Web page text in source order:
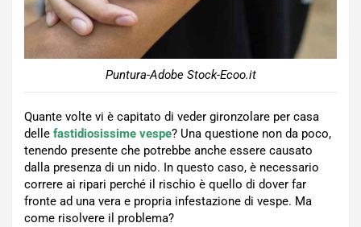
Puntura-Adobe Stock-Ecoo.it
Quante volte vi è capitato di veder gironzolare per casa
delle fastidiosissime vespe? Una questione non da poco,
tenendo presente che potrebbe anche essere causato
dalla presenza di un nido. In questo caso, è necessario
correre ai ripari perché il rischio è quello di dover far
fronte ad una vera e propria infestazione di vespe. Ma
come risolvere il problema?